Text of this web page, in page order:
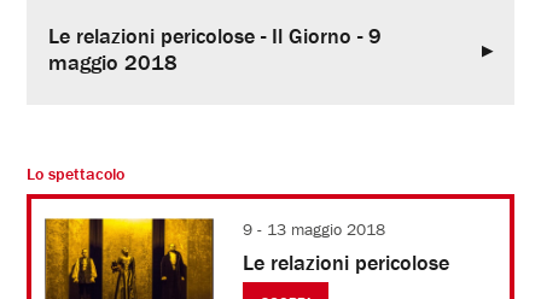
Le relazioni pericolose - Il Giorno - 9
maggio 2018
Lo spettacolo
9 - 13 maggio 2018
Le relazioni pericolose